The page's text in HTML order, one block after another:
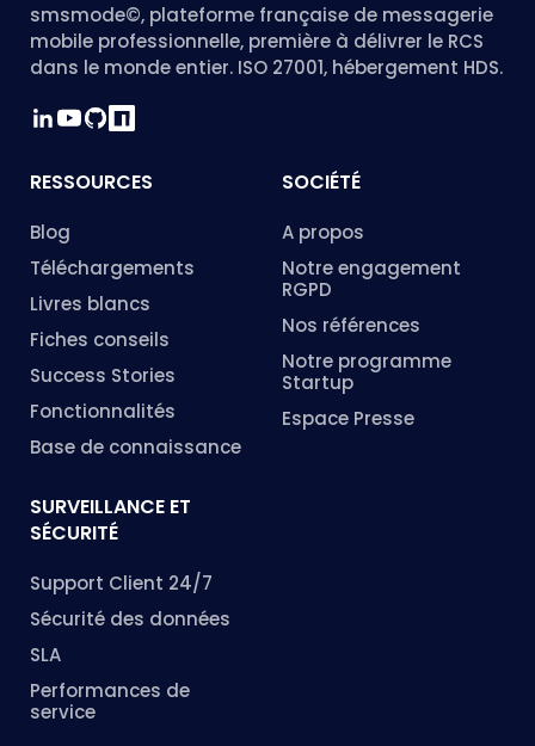
smsmode©, plateforme française de messagerie
mobile professionnelle, première à délivrer le RCS
dans le monde entier. ISO 27001, hébergement HDS.
RESSOURCES
Blog
Téléchargements
Livres blancs
Fiches conseils
Success Stories
Fonctionnalités
Base de connaissance
SOCIÉTÉ
A propos
Notre engagement
RGPD
Nos références
Notre programme
Startup
Espace Presse
SURVEILLANCE ET
SÉCURITÉ
Support Client 24/7
Sécurité des données
SLA
Performances de
service